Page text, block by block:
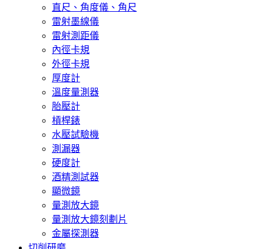
直尺、角度儀、角尺
雷射墨線儀
雷射測距儀
內徑卡規
外徑卡規
厚度計
溫度量測器
胎壓計
槓桿錶
水壓試驗機
測漏器
硬度計
酒精測試器
顯微鏡
量測放大鏡
量測放大鏡刻劃片
金屬探測器